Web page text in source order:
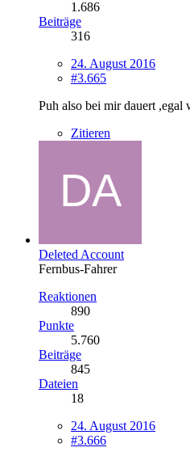
1.686
Beiträge
316
24. August 2016
#3.665
Puh also bei mir dauert ,egal
Zitieren
Deleted Account
Fernbus-Fahrer
Reaktionen
890
Punkte
5.760
Beiträge
845
Dateien
18
24. August 2016
#3.666